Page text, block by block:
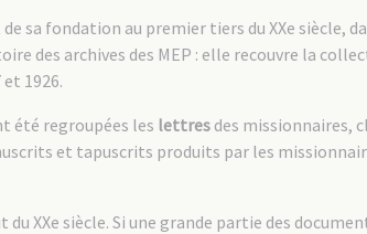
sa fondation au premier tiers du XXe siècle,
des archives des MEP : elle recouvre la
1926.
été regroupées les lettresdes missionnaires,
et tapuscrits produits par les
XXe siècle. Si une grande partie des